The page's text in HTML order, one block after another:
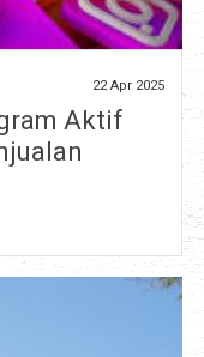
22 Apr 2025
Aktif